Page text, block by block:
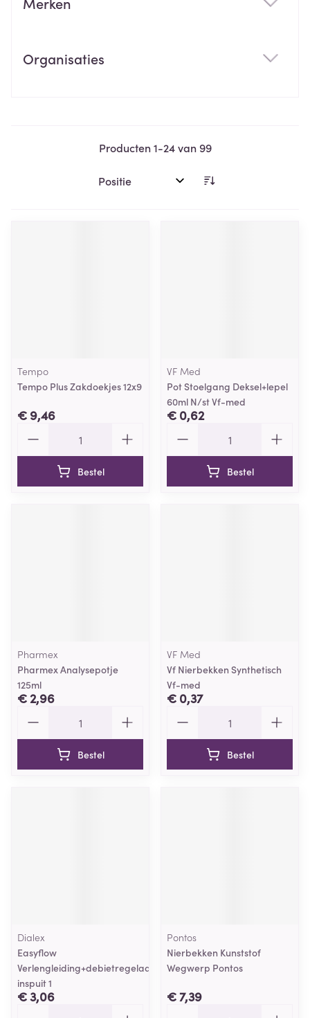
Organisaties
Producten1-24van99
Sorteer op:
Tempo
Tempo Plus Zakdoekjes 12x9
€ 9,46
Bestel
VF Med
Pot Stoelgang Deksel+lepel
60ml N/st Vf-med
€ 0,62
Bestel
Pharmex
Pharmex Analysepotje
125ml
€ 2,96
Bestel
VF Med
Vf Nierbekken Synthetisch
Vf-med
€ 0,37
Bestel
Dialex
Easyflow
Verlengleiding+debietregelaar+y-
inspuit 1
€ 3,06
Pontos
Nierbekken Kunststof
Wegwerp Pontos
€ 7,39